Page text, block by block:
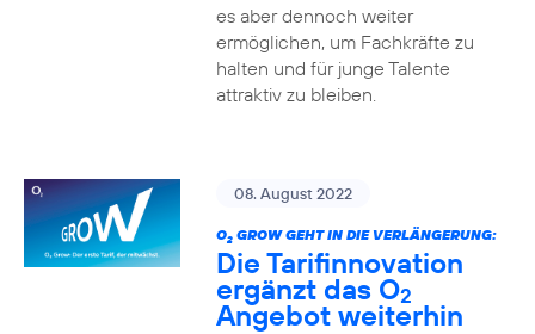
es aber dennoch weiter
ermöglichen, um Fachkräfte zu
halten und für junge Talente
attraktiv zu bleiben.
08. August 2022
O2GROW GEHT IN DIE VERLÄNGERUNG:
Die Tarifinnovation
ergänzt das O2
Angebot weiterhin